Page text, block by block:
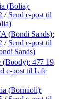
(Bolia):
/ Send e-post til
(Bondi Sands):
/ Send e-post til
Sands)
(Boody): 477 19
e-post til Life
(Bormioli):